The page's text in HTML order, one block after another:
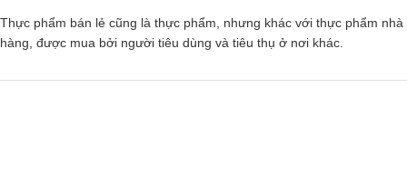
Thực phẩm bán lẻ cũng là thực phẩm, nhưng khác với thực phẩm nhà
hàng, được mua bởi người tiêu dùng và tiêu thụ ở nơi khác.